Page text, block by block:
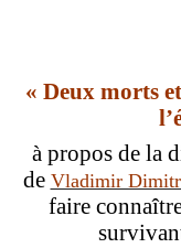
« Deux morts
à propos de la
de Vladimir
faire